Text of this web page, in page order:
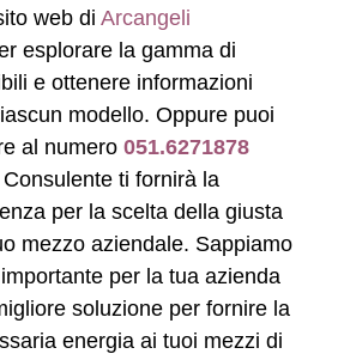
web di Arcangeli
esplorare la gamma di
e ottenere informazioni
modello. Oppure puoi
al numero 051.6271878
ti fornirà la
per la scelta della giusta
mezzo aziendale. Sappiamo
per la tua azienda
soluzione per fornire la
energia ai tuoi mezzi di